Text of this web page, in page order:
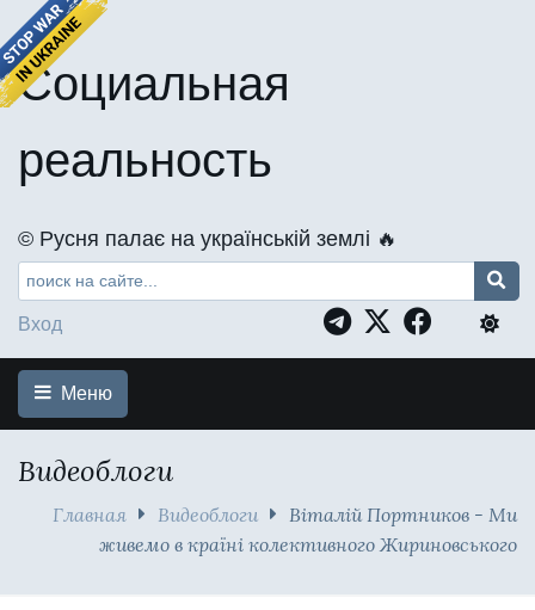
Социальная
реальность
©️ Русня палає на українській землі 🔥
Вход
Меню
Видеоблоги
Главная Видеоблоги
Віталій Портников - Ми
живемо в країні колективного Жириновського